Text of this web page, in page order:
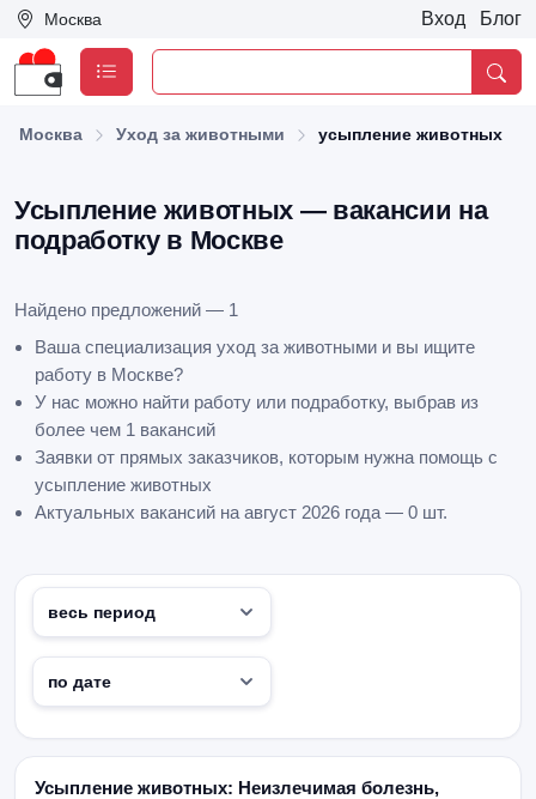
Москва Вход Блог
Москва Уход за животными усыпление животных
Усыпление животных — вакансии на
подработку в Москве
Найдено предложений — 1
Ваша специализация уход за животными и вы ищите
работу в Москве?
У нас можно найти работу или подработку, выбрав из
более чем 1 вакансий
Заявки от прямых заказчиков, которым нужна помощь с
усыпление животных
Актуальных вакансий на август 2026 года — 0 шт.
Усыпление животных: Неизлечимая болезнь,